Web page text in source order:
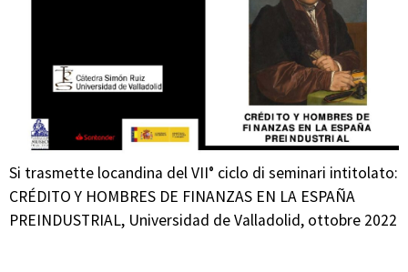
Si trasmette locandina del VII° ciclo di seminari intitolato:
CRÉDITO Y HOMBRES DE FINANZAS EN LA ESPAÑA
PREINDUSTRIAL, Universidad de Valladolid, ottobre 2022